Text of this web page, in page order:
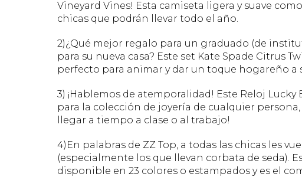
Vineyard Vines! Esta camiseta ligera y suave
chicas que podrán llevar todo el año.
2)¿Qué mejor regalo para un graduado (de
para su nueva casa? Este set Kate Spade Citrus
perfecto para animar y dar un toque hogareño a
3) ¡Hablemos de atemporalidad! Este Reloj
para la colección de joyería de cualquier persona,
llegar a tiempo a clase o al trabajo!
4)En palabras de ZZ Top, a todas las chicas les
(especialmente los que llevan corbata de seda).
disponible en 23 colores o estampados y es el